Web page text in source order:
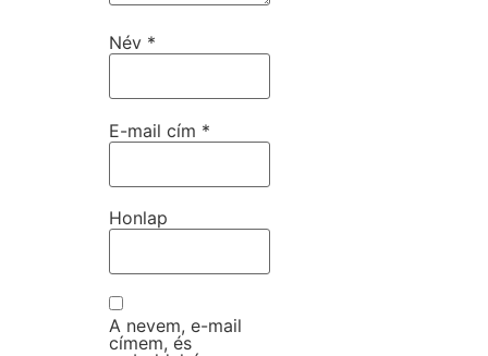
Név *
E-mail cím *
Honlap
A nevem, e-mail
címem, és